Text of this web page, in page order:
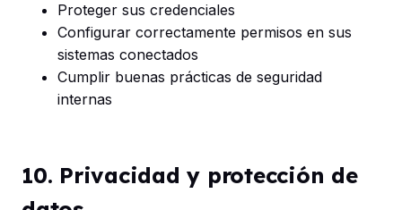
Proteger sus credenciales
Configurar correctamente permisos en sus
sistemas conectados
Cumplir buenas prácticas de seguridad
internas
10. Privacidad y protección de